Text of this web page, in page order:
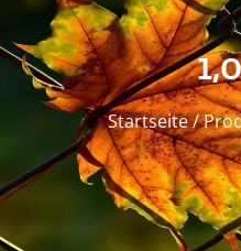
Startseite/